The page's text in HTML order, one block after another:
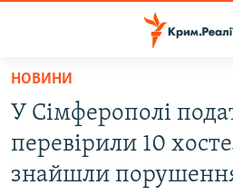
Перейти
основного
матеріалу
Перейти
до
НОВИНИ
ВОДА.КРИМ
ВІДЕО ТА ФОТО
НОВИНИ
У Сімферополі
перевірили 10
знайшли